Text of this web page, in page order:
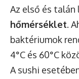
Az első és
hőmérséklet.
baktériumok
4°C és 60°C
A sushi